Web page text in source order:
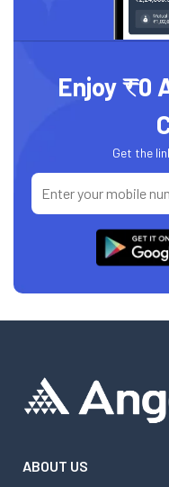
Enjoy ₹0
Get the
ABOUT US